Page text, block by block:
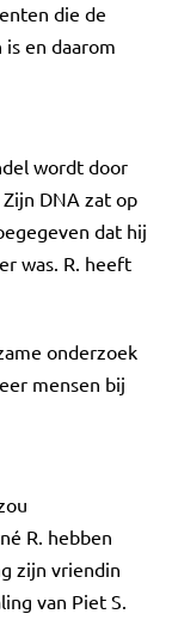
die de
en daarom
wordt door
DNA zat op
dat hij
was. R. heeft
onderzoek
mensen bij
R. hebben
zijn vriendin
van Piet S.